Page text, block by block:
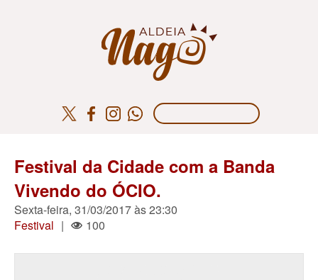
Festival da Cidade com a Banda
Vivendo do ÓCIO.
Sexta-feira, 31/03/2017 às 23:30
Festival | 100